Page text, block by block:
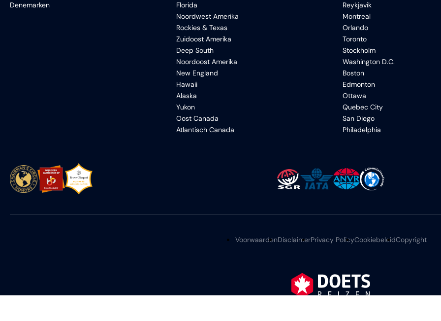
Denemarken
Florida
Noordwest Amerika
Rockies & Texas
Zuidoost Amerika
Deep South
Noordoost Amerika
New England
Hawaii
Alaska
Yukon
Oost Canada
Atlantisch Canada
Reykjavik
Montreal
Orlando
Toronto
Stockholm
Washington D.C.
Boston
Edmonton
Ottawa
Quebec City
San Diego
Philadelphia
VoorwaardenDisclaimerPrivacy PolicyCookiebeleidCopyright